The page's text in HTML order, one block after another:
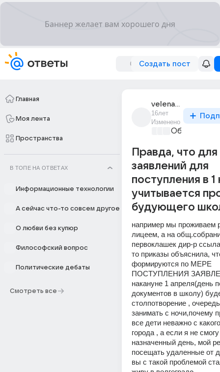
Создать пост
Главная
Моя лента
Пространства
В ТОПЕ НА ОТВЕТАХ
Информационные технологии
А сейчас что-то совсем другое
О любви без купюр
Философский вопрос
Политические дебаты
Смотреть все
velena_46
16лет
Изменено
Правда, что
заявлений для
поступления в 1
учитывается
будующего
например мы проживаем
лицеем, а на
первоклашек дир-р
то приказы объяснила,
формируются по МЕРЕ
ПОСТУПЛЕНИЯ
накануне 1 апреля(день
документов в школу)
столпотворение ,
занимать с ночи,почему
все дети неважно с
города , а если я не
назначенный день, мой
посещать удаленные от
вы с такой проблемой